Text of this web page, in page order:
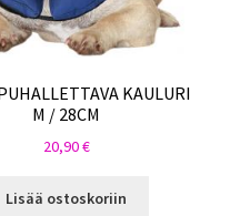
KAULURI
M / 28CM
20,90€
Lisää ostoskoriin